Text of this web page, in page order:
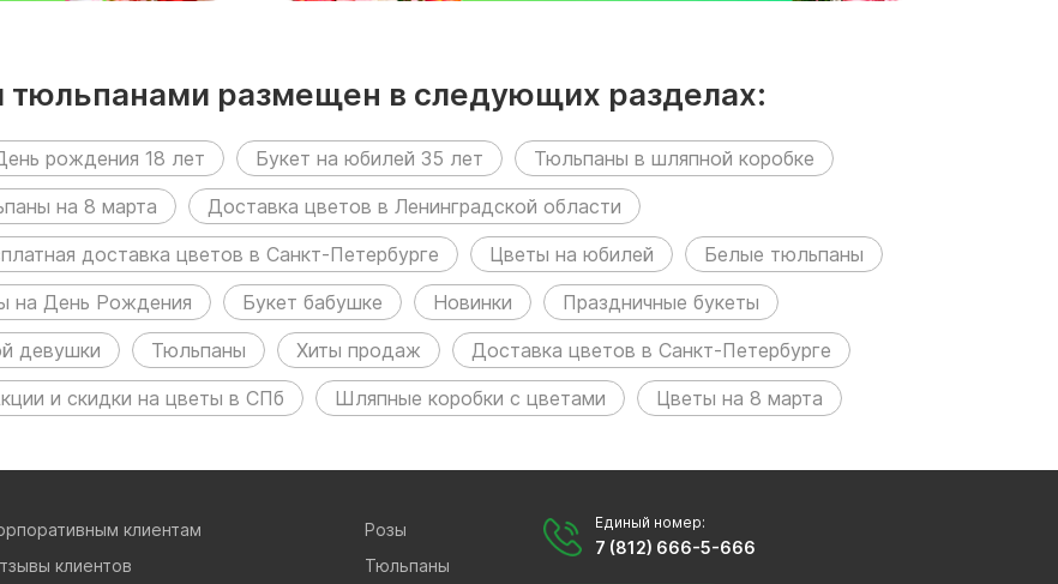
размещен в следующих разделах:
рождения 18 лет Букет на юбилей 35 лет
Тюльпаны в шляпной коробке
на 8 марта
Доставка цветов в Ленинградской области
доставка цветов в Санкт-Петербурге Цветы на юбилей
Белые тюльпаны
на День Рождения Букет бабушке Новинки
Праздничные букеты
девушки Тюльпаны Хиты продаж
Доставка цветов в Санкт-Петербурге
и скидки на цветы в СПб Шляпные коробки с цветами Цветы на 8 марта
клиентам
клиентов
Розы
Тюльпаны
Единый номер:
7 (812) 666-5-666